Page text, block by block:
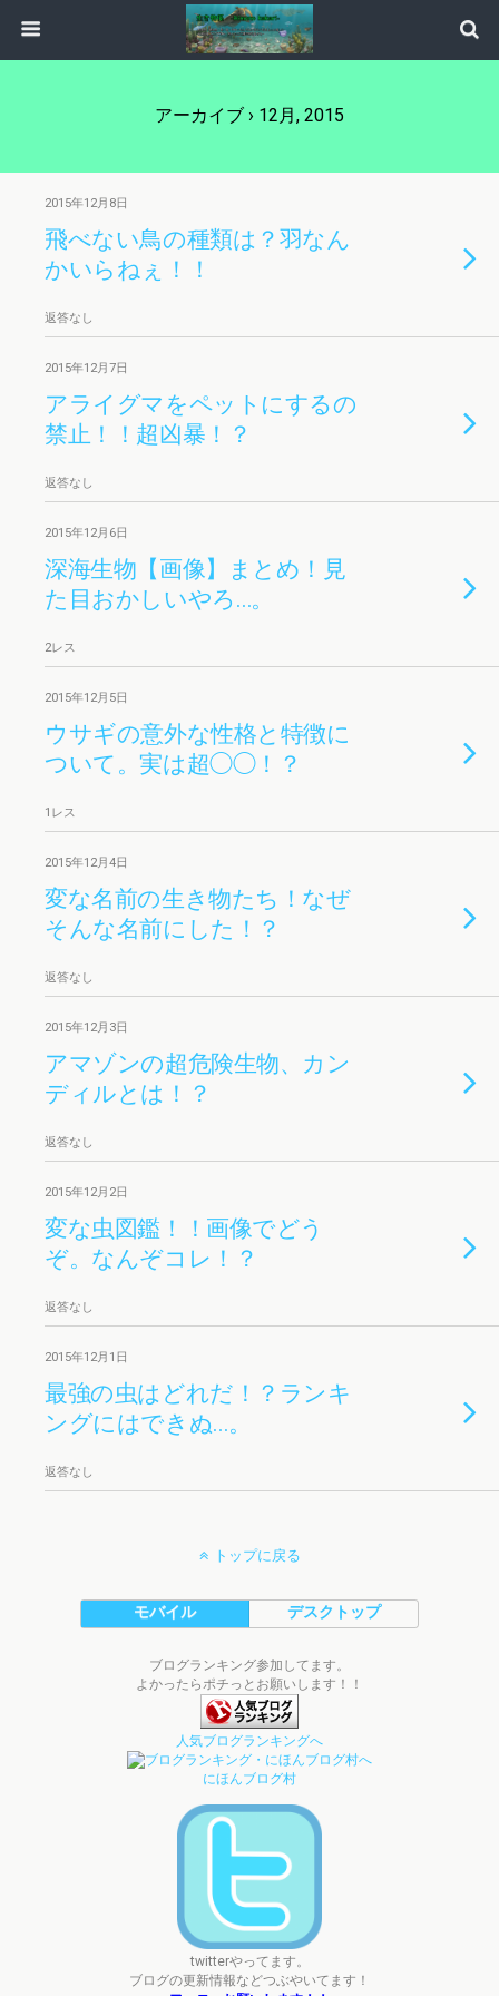
アーカイブ › 12月, 2015
2015年12月8日
飛べない鳥の種類は？羽なん
かいらねぇ！！
返答なし
2015年12月7日
アライグマをペットにするの
禁止！！超凶暴！？
返答なし
2015年12月6日
深海生物【画像】まとめ！見
た目おかしいやろ…。
2レス
2015年12月5日
ウサギの意外な性格と特徴に
ついて。実は超◯◯！？
1レス
2015年12月4日
変な名前の生き物たち！なぜ
そんな名前にした！？
返答なし
2015年12月3日
アマゾンの超危険生物、カン
ディルとは！？
返答なし
2015年12月2日
変な虫図鑑！！画像でどう
ぞ。なんぞコレ！？
返答なし
2015年12月1日
最強の虫はどれだ！？ランキ
ングにはできぬ…。
返答なし
トップに戻る
モバイル デスクトップ
ブログランキング参加してます。
よかったらポチっとお願いします！！
人気ブログランキングへ
にほんブログ村
twitterやってます。
ブログの更新情報などつぶやいてます！